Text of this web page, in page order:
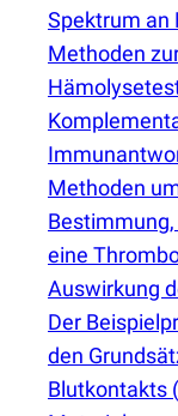
Spektrum an
Methoden
Methoden
eine
Auswirkung
Der
den
Blutkontakts (